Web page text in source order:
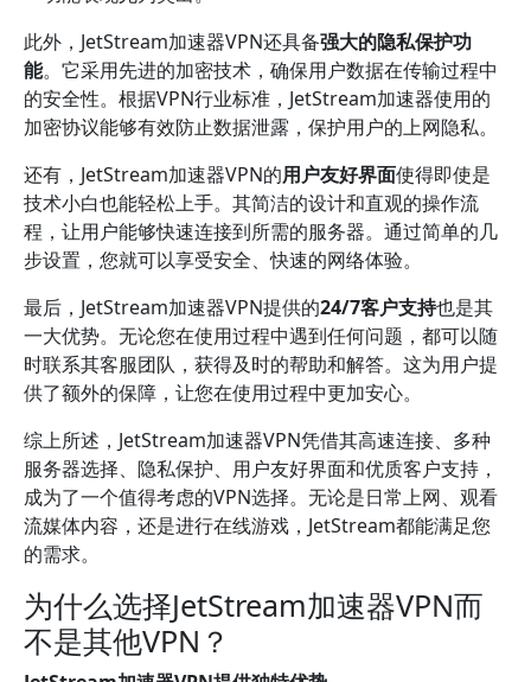
此外，JetStream加速器VPN还具备强大的隐私保护功
能。它采用先进的加密技术，确保用户数据在传输过程中
的安全性。根据VPN行业标准，JetStream加速器使用的
加密协议能够有效防止数据泄露，保护用户的上网隐私。
还有，JetStream加速器VPN的用户友好界面使得即使是
技术小白也能轻松上手。其简洁的设计和直观的操作流
程，让用户能够快速连接到所需的服务器。通过简单的几
步设置，您就可以享受安全、快速的网络体验。
最后，JetStream加速器VPN提供的24/7客户支持也是其
一大优势。无论您在使用过程中遇到任何问题，都可以随
时联系其客服团队，获得及时的帮助和解答。这为用户提
供了额外的保障，让您在使用过程中更加安心。
综上所述，JetStream加速器VPN凭借其高速连接、多种
服务器选择、隐私保护、用户友好界面和优质客户支持，
成为了一个值得考虑的VPN选择。无论是日常上网、观看
流媒体内容，还是进行在线游戏，JetStream都能满足您
的需求。
为什么选择JetStream加速器VPN而
不是其他VPN？